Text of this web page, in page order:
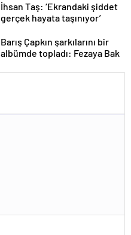
İhsan Taş: ‘Ekrandaki şiddet
gerçek hayata taşınıyor’
Barış Çapkın şarkılarını bir
albümde topladı: Fezaya Bak